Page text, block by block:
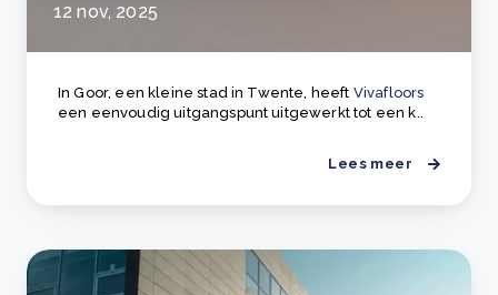
12 nov, 2025
In Goor, een kleine stad in Twente, heeft Vivafloors
een eenvoudig uitgangspunt uitgewerkt tot een k..
Lees meer